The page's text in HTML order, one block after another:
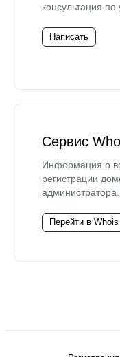
консультация по
Написать
Сервис
Информация о
регистрации
администратора.
Перейти в Whois